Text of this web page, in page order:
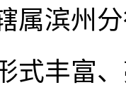
属滨州
式丰富